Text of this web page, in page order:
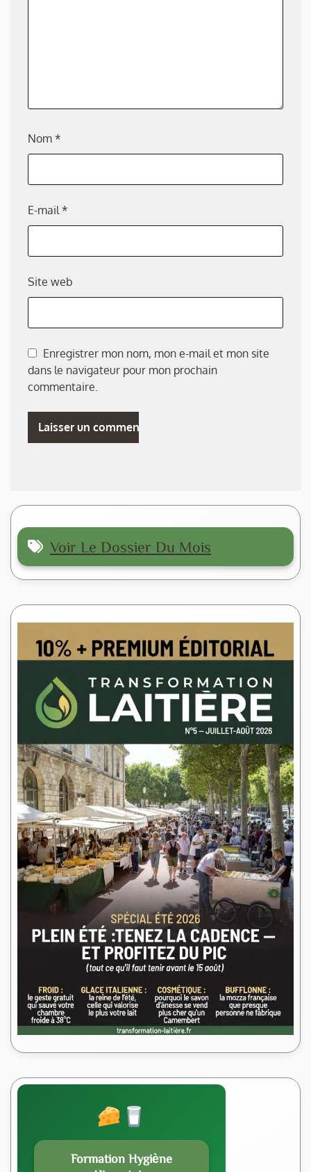
Nom *
E-mail *
Site web
Enregistrer mon nom, mon e-mail et mon site
dans le navigateur pour mon prochain
commentaire.
Voir Le Dossier Du Mois
Formation Hygiène